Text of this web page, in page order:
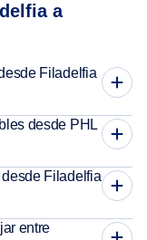
a
Filadelfia
desde PHL
Filadelfia
entre